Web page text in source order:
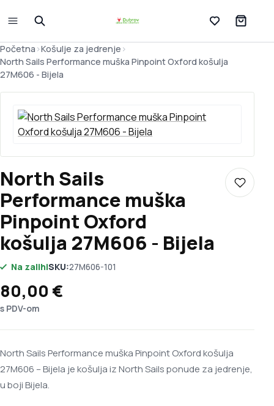
Lista želja
Početna >Košulje za jedrenje >
North Sails Performance muška Pinpoint Oxford košulja
27M606 - Bijela
North Sails
Performance muška
Pinpoint Oxford
košulja 27M606 - Bijela
Dodaj
Na zalihiSKU:27M606-101
80,00 €
s PDV-om
North Sails Performance muška Pinpoint Oxford košulja
27M606 – Bijela je košulja iz North Sails ponude za jedrenje,
u boji Bijela.